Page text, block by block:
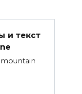
и текст
mountain